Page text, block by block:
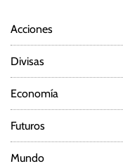
Acciones
Divisas
Economía
Futuros
Mundo